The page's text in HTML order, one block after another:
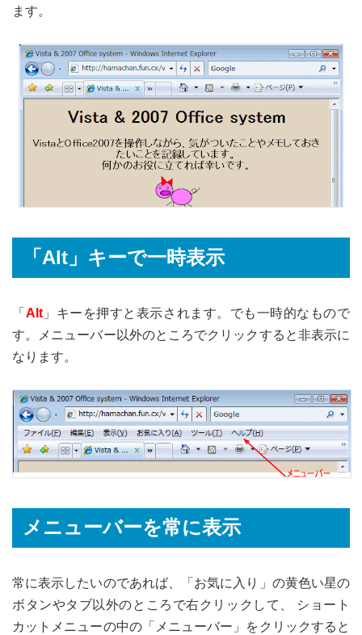
ます。
「Alt」キーで一時表示
「 Alt」キーを押すと表示されます。でも一時的なもので
す。メニューバー以外のところでクリックすると非表示に
なります。
メニューバーを常に表示
常に表示したいのであれば、「お気に入り」の黄色い星の
ボタンやタブ以外のところで右クリックして、 ショート
カットメニューの中の「メニューバー」をクリックすると